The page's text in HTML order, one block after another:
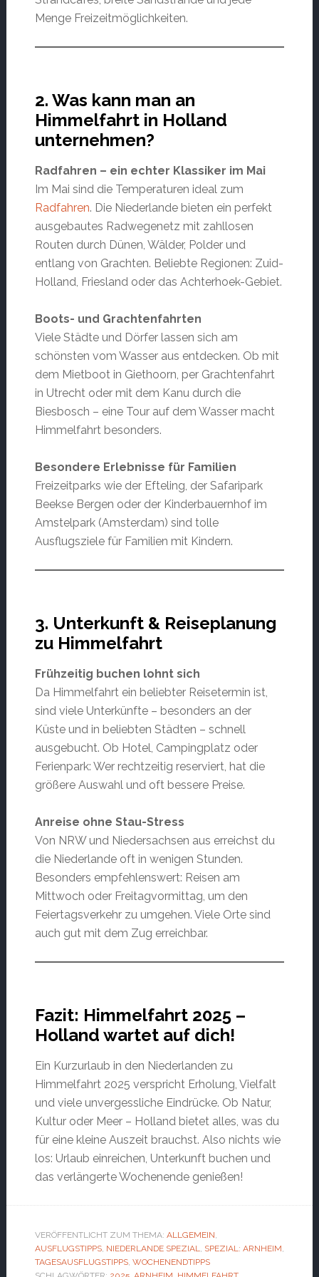
Menge Freizeitmöglichkeiten.
2. Was kann man an
Himmelfahrt in Holland
unternehmen?
Radfahren – ein echter Klassiker im Mai
Im Mai sind die Temperaturen ideal zum
Radfahren. Die Niederlande bieten ein perfekt
ausgebautes Radwegenetz mit zahllosen
Routen durch Dünen, Wälder, Polder und
entlang von Grachten. Beliebte Regionen: Zuid-
Holland, Friesland oder das Achterhoek-Gebiet.
Boots- und Grachtenfahrten
Viele Städte und Dörfer lassen sich am
schönsten vom Wasser aus entdecken. Ob mit
dem Mietboot in Giethoorn, per Grachtenfahrt
in Utrecht oder mit dem Kanu durch die
Biesbosch – eine Tour auf dem Wasser macht
Himmelfahrt besonders.
Besondere Erlebnisse für Familien
Freizeitparks wie der Efteling, der Safaripark
Beekse Bergen oder der Kinderbauernhof im
Amstelpark (Amsterdam) sind tolle
Ausflugsziele für Familien mit Kindern.
3. Unterkunft & Reiseplanung
zu Himmelfahrt
Frühzeitig buchen lohnt sich
Da Himmelfahrt ein beliebter Reisetermin ist,
sind viele Unterkünfte – besonders an der
Küste und in beliebten Städten – schnell
ausgebucht. Ob Hotel, Campingplatz oder
Ferienpark: Wer rechtzeitig reserviert, hat die
größere Auswahl und oft bessere Preise.
Anreise ohne Stau-Stress
Von NRW und Niedersachsen aus erreichst du
die Niederlande oft in wenigen Stunden.
Besonders empfehlenswert: Reisen am
Mittwoch oder Freitagvormittag, um den
Feiertagsverkehr zu umgehen. Viele Orte sind
auch gut mit dem Zug erreichbar.
Fazit: Himmelfahrt 2025 –
Holland wartet auf dich!
Ein Kurzurlaub in den Niederlanden zu
Himmelfahrt 2025 verspricht Erholung, Vielfalt
und viele unvergessliche Eindrücke. Ob Natur,
Kultur oder Meer – Holland bietet alles, was du
für eine kleine Auszeit brauchst. Also nichts wie
los: Urlaub einreichen, Unterkunft buchen und
das verlängerte Wochenende genießen!
VERÖFFENTLICHT ZUM THEMA: ALLGEMEIN
AUSFLUGSTIPPS, NIEDERLANDE SPEZIAL SPEZIAL: ARNHEIM
TAGESAUSFLUGSTIPPS, WOCHENENDTIPPS